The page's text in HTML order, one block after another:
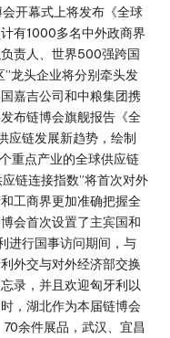
开幕式上将发布《全球
有1000多名中外政商界
责人、世界500强跨国
龙头企业将分别牵头发
嘉吉公司和中粮集团携
布链博会旗舰报告《全
应链发展新趋势，绘制
重点产业的全球供应链
链连接指数”将首次对外
工商界更加准确把握全
会首次设置了主宾国和
进行国事访问期间，与
外交与对外经济部交换
录，并且欢迎匈牙利以
，湖北作为本届链博会
余件展品，武汉、宜昌